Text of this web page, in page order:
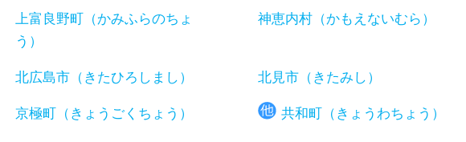
上富良野町（かみふらのちょ
う）
神恵内村（かもえないむら）
北広島市（きたひろしまし） 北見市（きたみし）
京極町（きょうごくちょう） 共和町（きょうわちょう）